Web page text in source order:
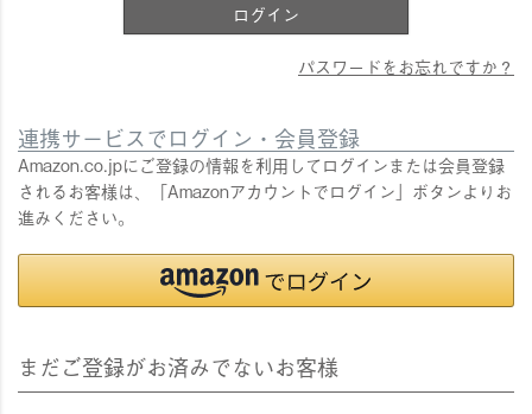
ログイン
パスワードをお忘れですか？
連携サービスでログイン・会員登録
Amazon.co.jpにご登録の情報を利用してログインまたは会員登録
されるお客様は、「Amazonアカウントでログイン」ボタンよりお
進みください。
まだご登録がお済みでないお客様